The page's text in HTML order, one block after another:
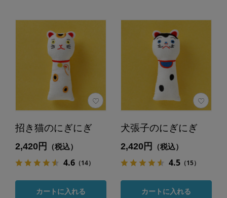
招き猫のにぎにぎ
2,420円 （税込）
4.6（14）
カートに入れる
犬張子のにぎにぎ
2,420円 （税込）
4.5（15）
カートに入れる